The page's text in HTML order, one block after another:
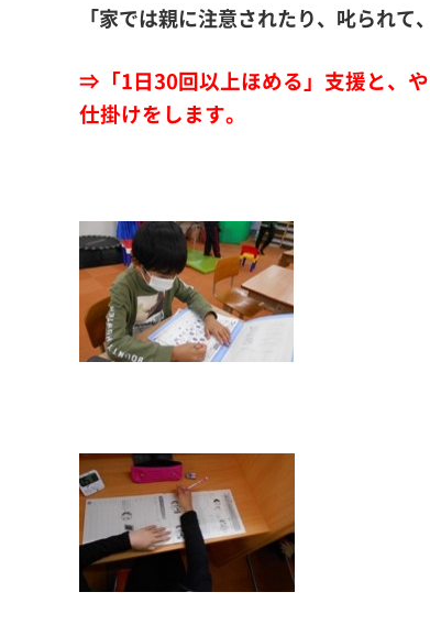
「家では親に注意されたり、叱られて
⇒「1日30回以上ほめる」支援と、
仕掛けをします。